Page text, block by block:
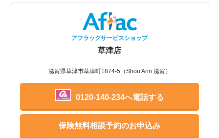
アフラックサービスショップ
草津店
滋賀県草津市草津町1874-5（Shou Ann 滋賀）
0120-140-234へ電話する
保険無料相談予約のお申込み